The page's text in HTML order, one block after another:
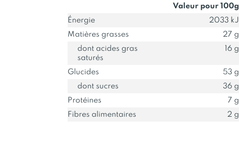
Valeur pour 100g
Énergie
2033 kJ
Matières grasses
27 g
dont acides gras
saturés
16 g
Glucides
53 g
dont sucres
36 g
Protéines
7 g
Fibres alimentaires
2 g